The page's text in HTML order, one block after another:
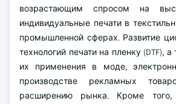
возрастающим спросом на
индивидуальные печати в
промышленной сферах. Развитие
технологий печати на пленку (DTF),
их применения в моде,
производстве рекламных
расширению рынка. Кроме того,